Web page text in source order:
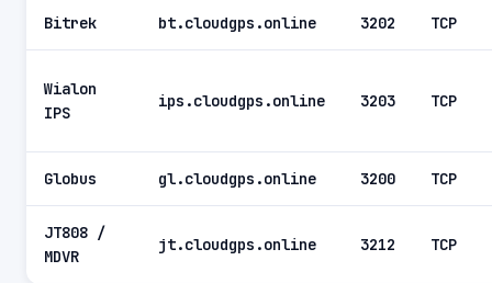
Bitrek bt.cloudgps.online 3202 TCP
Wialon
IPS
ips.cloudgps.online 3203 TCP
Globus gl.cloudgps.online 3200 TCP
JT808 /
MDVR
jt.cloudgps.online 3212 TCP